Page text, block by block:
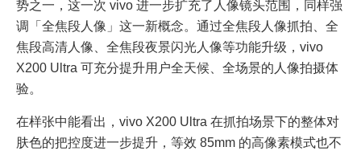
势之一，这一次 vivo 进一步扩充了人像镜头范围，同样强
调「全焦段人像」这一新概念。通过全焦段人像抓拍、全
焦段高清人像、全焦段夜景闪光人像等功能升级，vivo
X200 Ultra 可充分提升用户全天候、全场景的人像拍摄体
验。
在样张中能看出，vivo X200 Ultra 在抓拍场景下的整体对
肤色的把控度进一步提升，等效 85mm 的高像素模式也不